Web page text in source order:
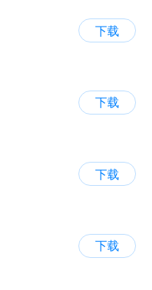
下载
下载
下载
下载